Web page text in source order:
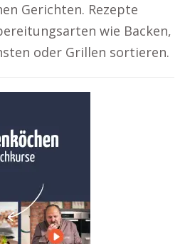
Gerichten. Rezepte
wie Backen,
oder Grillen sortieren.